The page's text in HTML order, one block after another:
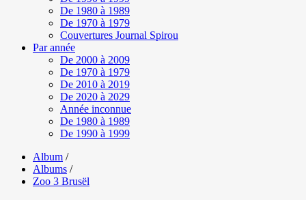
De 1980 à 1989
De 1970 à 1979
Couvertures Journal Spirou
Par année
De 2000 à 2009
De 1970 à 1979
De 2010 à 2019
De 2020 à 2029
Année inconnue
De 1980 à 1989
De 1990 à 1999
Album /
Albums /
Zoo 3 Brusël